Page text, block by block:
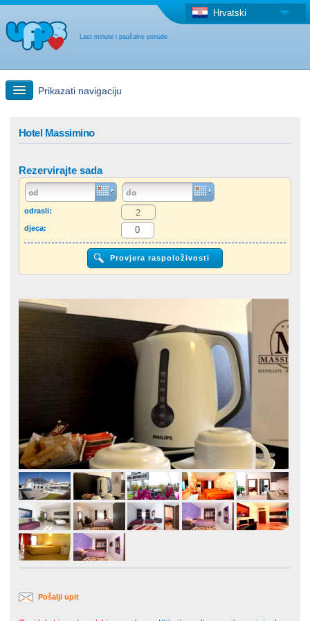
Last-minute i paušalne ponude
Hrvatski
Prikazati navigaciju
"Last Minute"ponuda + Paušalna ponuda
Druga država
Hotel Massimino
Rezervirajte sada
odrasli:
djeca:
Pošalji upit